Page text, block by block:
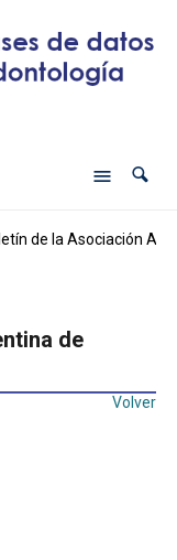
de la Asociación
de
Volver